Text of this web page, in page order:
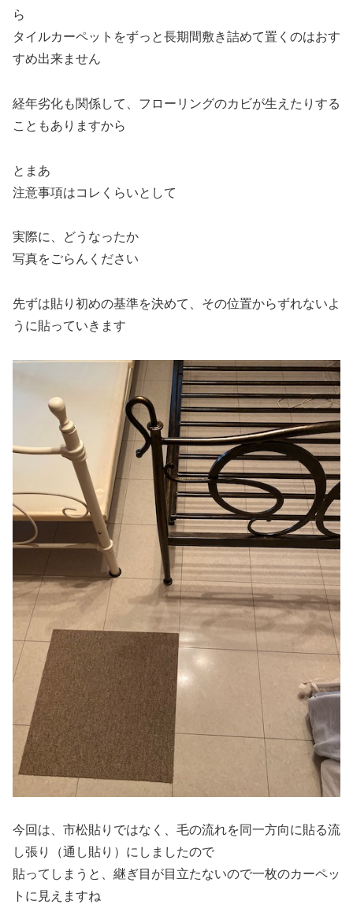
ら
タイルカーペットをずっと長期間敷き詰めて置くのはおす
すめ出来ません
経年劣化も関係して、フローリングのカビが生えたりする
こともありますから
とまあ
注意事項はコレくらいとして
実際に、どうなったか
写真をごらんください
先ずは貼り初めの基準を決めて、その位置からずれないよ
うに貼っていきます
今回は、市松貼りではなく、毛の流れを同一方向に貼る流
し張り（通し貼り）にしましたので
貼ってしまうと、継ぎ目が目立たないので一枚のカーペッ
トに見えますね